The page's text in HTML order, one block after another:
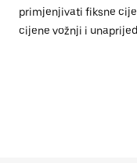
primjenjivati fiksne
cijene vožnji i